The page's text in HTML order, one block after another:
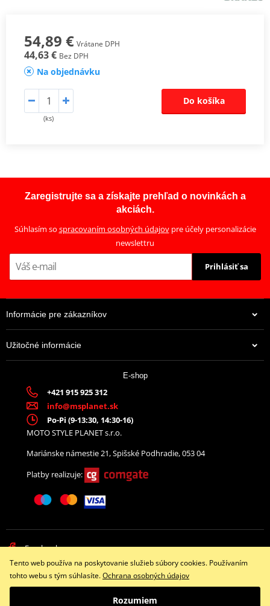
54,89 € Vrátane DPH
44,63 € Bez DPH
Na objednávku
(ks)
Do košíka
Zaregistrujte sa a získajte prehľad o novinkách a
akciách.
Súhlasím so spracovaním osobných údajovpre účely personalizácie
newslettru
Prihlásiť sa
Informácie pre zákazníkov
Užitočné informácie
E-shop
+421 915 925 312
info@msplanet.sk
Po-Pi (9-13:30, 14:30-16)
MOTO STYLE PLANET s.r.o.
Mariánske námestie 21, Spišské Podhradie, 053 04
Platby realizuje:
Facebook
Copyright © 2026 www.namotorku.sk
Prepnúť na klasickú verziu
Tento web používa na poskytovanie služieb súbory cookies. Používaním
tohto webu s tým súhlasíte.Ochrana osobných údajov
Rozumiem